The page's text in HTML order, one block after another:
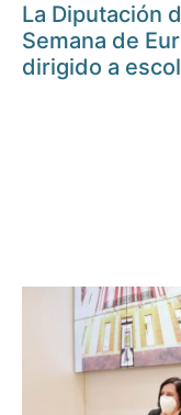
La Diputación
Semana de
dirigido a